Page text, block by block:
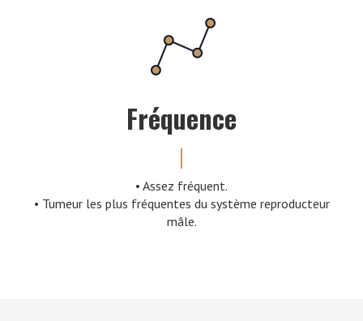
Fréquence
• Assez fréquent.
• Tumeur les plus fréquentes du système reproducteur
mâle.